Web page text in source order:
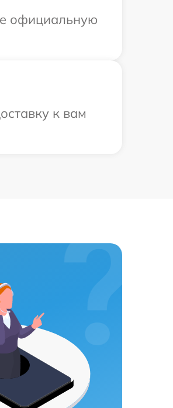
официальную
к вам